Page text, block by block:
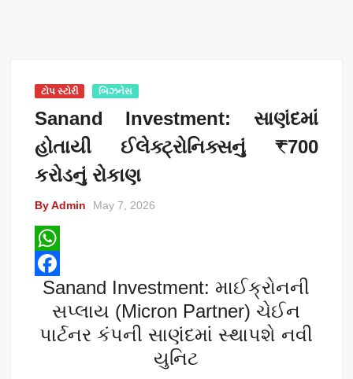
ટોપ સ્ટોરી બિઝનેસ
Sanand Investment: સાણંદમાં
હોતાયી ઈલેક્ટ્રોનિક્સનું ₹700
કરોડનું રોકાણ
By Admin May 7, 2026
W
hF
c
Sanand Investment: માઈક્રોનની
સપ્લાય (Micron Partner) ચેઈન
પાર્ટનર કંપની સાણંદમાં સ્થાપશે નવી
યુનિટ